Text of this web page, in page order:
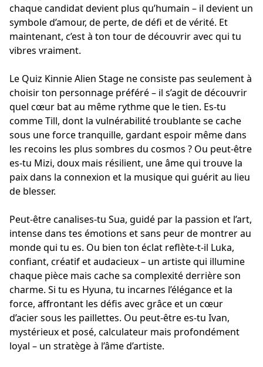
chaque candidat devient plus qu’humain – il devient un
symbole d’amour, de perte, de défi et de vérité. Et
maintenant, c’est à ton tour de découvrir avec qui tu
vibres vraiment.
Le Quiz Kinnie Alien Stage ne consiste pas seulement à
choisir ton personnage préféré – il s’agit de découvrir
quel cœur bat au même rythme que le tien. Es-tu
comme Till, dont la vulnérabilité troublante se cache
sous une force tranquille, gardant espoir même dans
les recoins les plus sombres du cosmos ? Ou peut-être
es-tu Mizi, doux mais résilient, une âme qui trouve la
paix dans la connexion et la musique qui guérit au lieu
de blesser.
Peut-être canalises-tu Sua, guidé par la passion et l’art,
intense dans tes émotions et sans peur de montrer au
monde qui tu es. Ou bien ton éclat reflète-t-il Luka,
confiant, créatif et audacieux – un artiste qui illumine
chaque pièce mais cache sa complexité derrière son
charme. Si tu es Hyuna, tu incarnes l’élégance et la
force, affrontant les défis avec grâce et un cœur
d’acier sous les paillettes. Ou peut-être es-tu Ivan,
mystérieux et posé, calculateur mais profondément
loyal – un stratège à l’âme d’artiste.